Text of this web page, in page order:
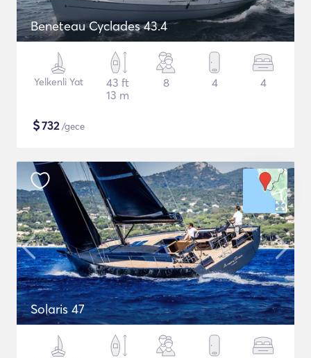
Beneteau Cyclades 43.4
Yelkenli Yat
43 ft
13 m
8 4 4
$732/gece
Solaris 47